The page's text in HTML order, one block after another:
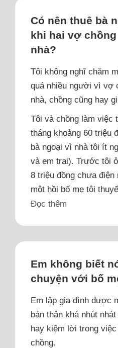
Có nên thuê bà
khi hai vợ
nhà?
Tôi không nghĩ chăm
quá nhiều người vì vợ
nhà, chồng cũng hay
Tôi và chồng làm việc
tháng khoảng 60 triệu
bà ngoại vì nhà tôi ít
và em trai). Trước tôi
8 triệu đồng chưa
một hồi bố mẹ tôi
Đọc thêm
Em không biết
chuyện với bố
Em lập gia đình được
bản thân khá nhút
hay kiệm lời trong
chồng.